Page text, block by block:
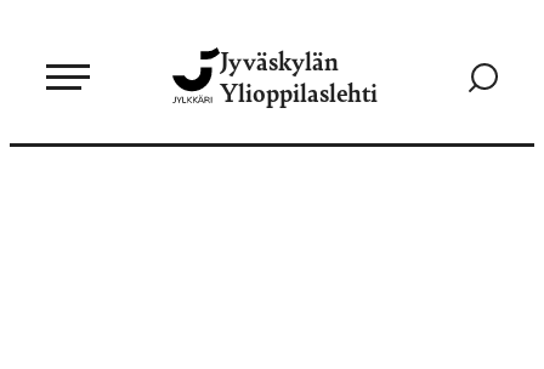
sisältöön
Jyväskylän
Ylioppilaslehti
Siirry